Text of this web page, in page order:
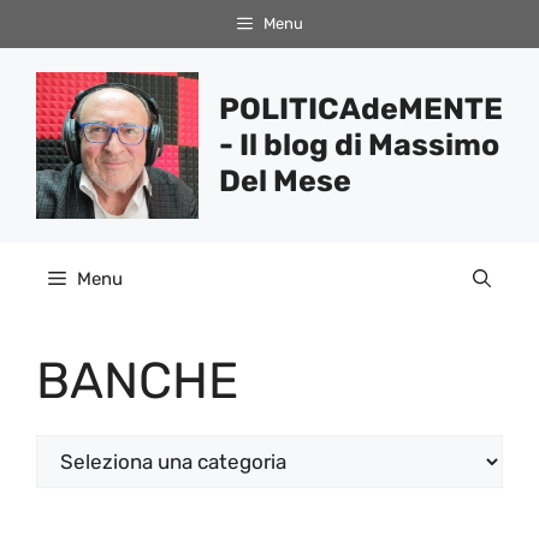
al
contenuto
Menu
POLITICAdeMENTE
- Il blog di Massimo
Del Mese
Menu
BANCHE
Categorie